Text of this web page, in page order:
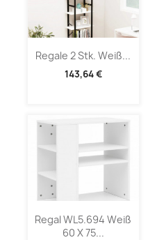
Regale 2 Stk. Weiß...
143,64 €
Regal WL5.694 Weiß
60 X 75...